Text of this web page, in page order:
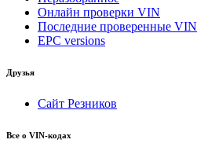
Онлайн проверки VIN
Последние проверенные VIN
EPC versions
Друзья
Сайт Резников
Все о VIN-кодах